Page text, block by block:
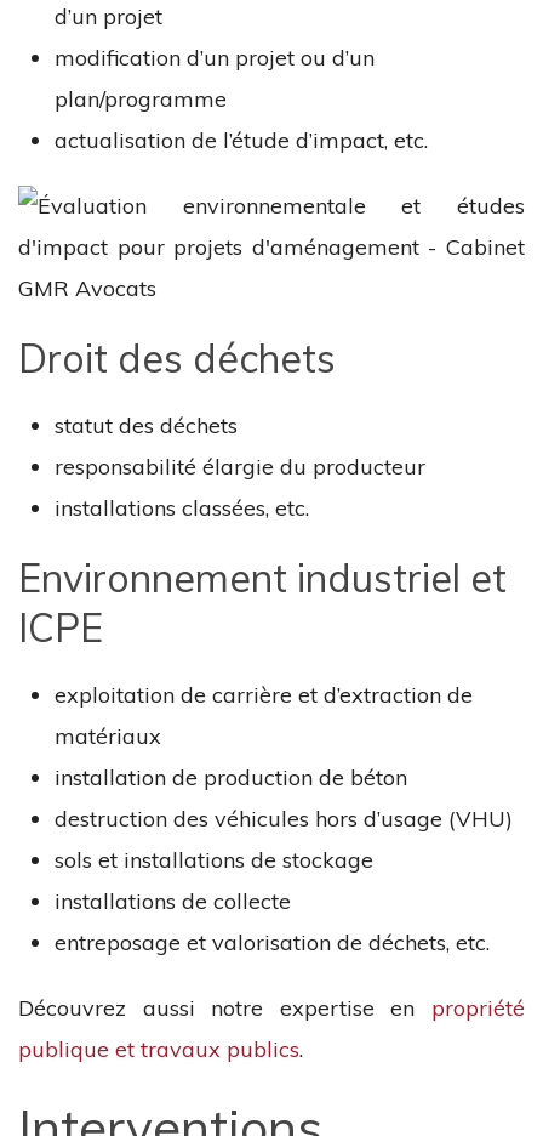
d’un projet
modification d’un projet ou d’un
plan/programme
actualisation de l’étude d’impact, etc.
Droit des déchets
statut des déchets
responsabilité élargie du producteur
installations classées, etc.
Environnement industriel et
ICPE
exploitation de carrière et d’extraction de
matériaux
installation de production de béton
destruction des véhicules hors d’usage (VHU)
sols et installations de stockage
installations de collecte
entreposage et valorisation de déchets, etc.
Découvrez aussi notre expertise en propriété
publique et travaux publics.